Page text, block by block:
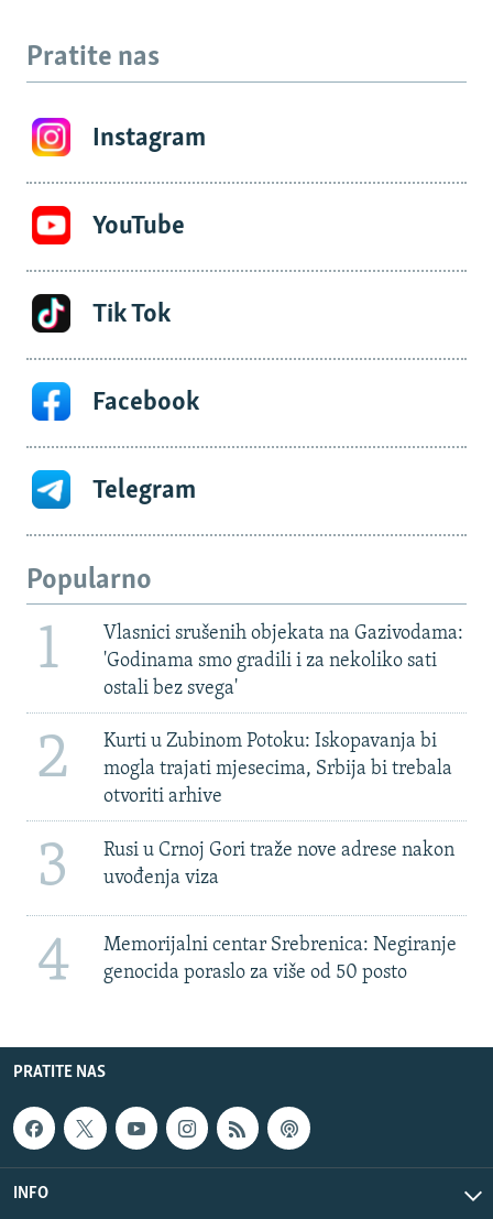
Pratite nas
Instagram
YouTube
Tik Tok
Facebook
Telegram
Popularno
1
Vlasnici srušenih objekata na Gazivodama:
'Godinama smo gradili i za nekoliko sati
ostali bez svega'
2
Kurti u Zubinom Potoku: Iskopavanja bi
mogla trajati mjesecima, Srbija bi trebala
otvoriti arhive
3
Rusi u Crnoj Gori traže nove adrese nakon
uvođenja viza
4
Memorijalni centar Srebrenica: Negiranje
genocida poraslo za više od 50 posto
PRATITE NAS
INFO